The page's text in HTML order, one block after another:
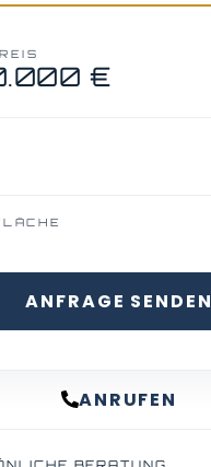
€
ANFRAGE SENDEN
ANRUFEN